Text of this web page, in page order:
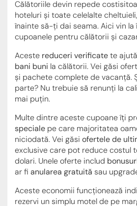
Călătoriile devin repede
hoteluri și toate celelalte
înainte să-ți dai seama. Aici vin la
cupoanele pentru călătorii și
Aceste reduceri verificatete
bani buni la călătorii. Vei găsi
și pachete complete de vacanță.
parte? Nu trebuie să renunți la
mai puțin.
Multe dintre aceste cupoane îți
speciale pe care majoritatea
niciodată. Vei găsi ofertele de
exclusive care pot reduce costul
dolari. Unele oferte includ
ar fi anularea gratuită sau
Aceste economii funcționează
rezervi un simplu motel de pe